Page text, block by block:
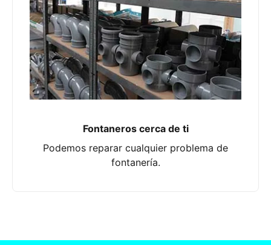
Fontaneros cerca de ti
Podemos reparar cualquier problema de
fontanería.